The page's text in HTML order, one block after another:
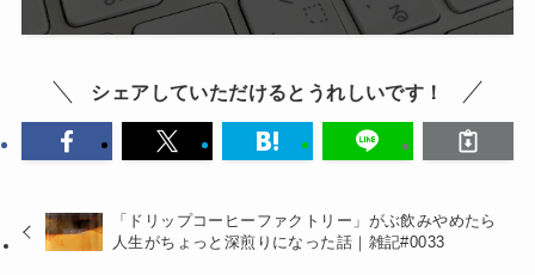
シェアしていただけるとうれしいです！
「ドリップコーヒーファクトリー」がぶ飲みやめたら
人生がちょっと深煎りになった話｜雑記#0033